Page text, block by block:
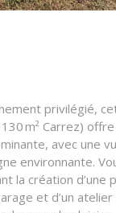
privilégié,
m² Carrez)
avec une
environnante.
la création d’une
et d’un